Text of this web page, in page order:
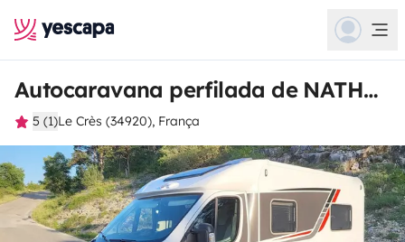
Autocaravana perfilada de NATHALIE
5 (1)Le Crès (34920), França